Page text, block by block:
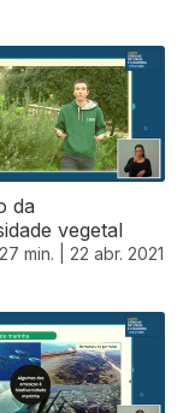
da
vegetal
27 min. | 22 abr. 2021